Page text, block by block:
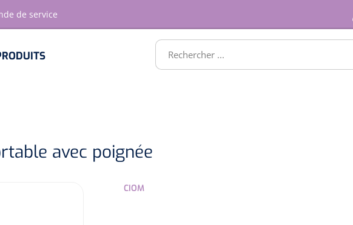
de service
avec poignée
CIOM